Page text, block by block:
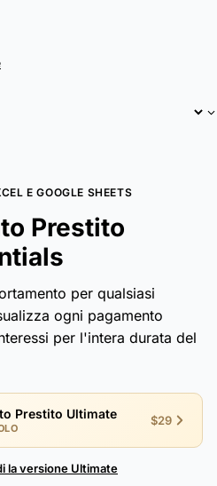
E GOOGLE SHEETS
Prestito
per qualsiasi
ogni pagamento
per l'intera durata del
Prestito Ultimate $29
la versione Ultimate